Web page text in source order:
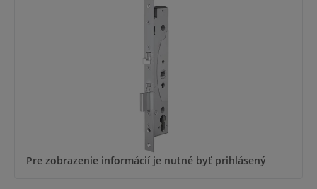
Pre zobrazenie informácií je nutné byť prihlásený